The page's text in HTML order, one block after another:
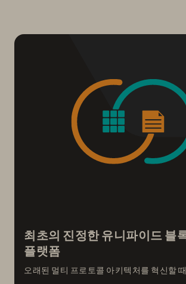
최초의 진정한 유니파이드 블
플랫폼
오래된 멀티 프로토콜 아키텍처를 혁신할